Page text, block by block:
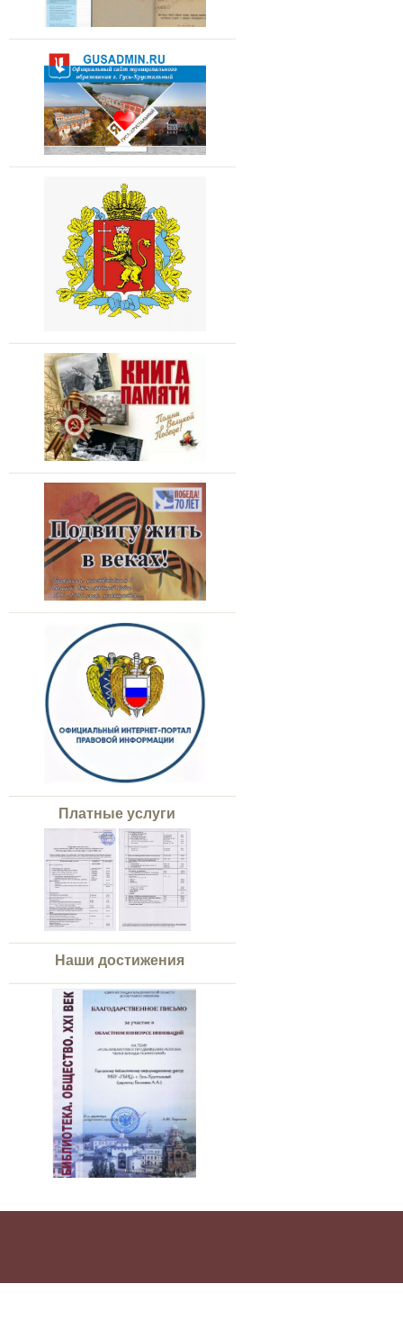
Платные услуги
Наши достижения